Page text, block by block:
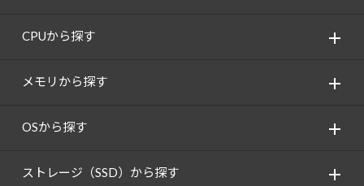
CPUから探す
メモリから探す
OSから探す
ストレージ（SSD）から探す